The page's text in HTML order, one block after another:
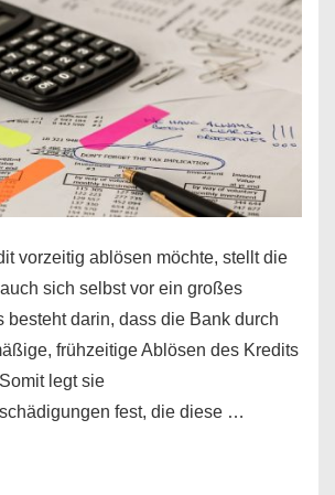
vorzeitig ablösen möchte, stellt die
sich selbst vor ein großes
besteht darin, dass die Bank durch
frühzeitige Ablösen des Kredits
legt sie
fest, die diese …